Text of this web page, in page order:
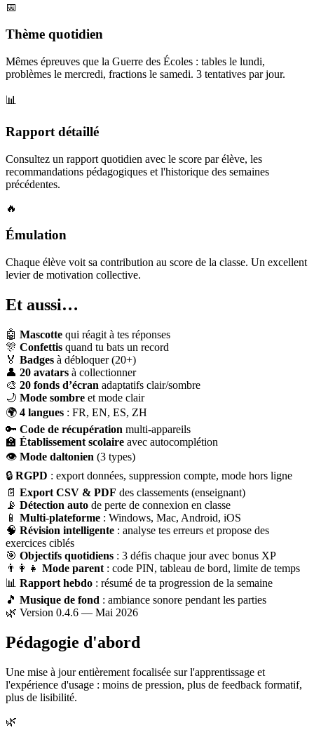
📅
Thème quotidien
Mêmes épreuves que la Guerre des Écoles : tables le lundi,
problèmes le mercredi, fractions le samedi. 3 tentatives par jour.
📊
Rapport détaillé
Consultez un rapport quotidien avec le score par élève, les
recommandations pédagogiques et l'historique des semaines
précédentes.
🔥
Émulation
Chaque élève voit sa contribution au score de la classe. Un excellent
levier de motivation collective.
Et aussi…
🤖 Mascotte qui réagit à tes réponses
🎊 Confettis quand tu bats un record
🏅 Badges à débloquer (20+)
👤 20 avatars à collectionner
🎨 20 fonds d’écran adaptatifs clair/sombre
🌙 Mode sombre et mode clair
🌍 4 langues : FR, EN, ES, ZH
🔑 Code de récupération multi-appareils
🏫 Établissement scolaire avec autocomplétion
👁 Mode daltonien (3 types)
🔒 RGPD : export données, suppression compte, mode hors ligne
📄 Export CSV & PDF des classements (enseignant)
📡 Détection auto de perte de connexion en classe
📱 Multi-plateforme : Windows, Mac, Android, iOS
🧠 Révision intelligente : analyse tes erreurs et propose des
exercices ciblés
🎯 Objectifs quotidiens : 3 défis chaque jour avec bonus XP
👨‍👩‍👧 Mode parent : code PIN, tableau de bord, limite de temps
📊 Rapport hebdo : résumé de ta progression de la semaine
🎵 Musique de fond : ambiance sonore pendant les parties
🌿 Version 0.4.6 — Mai 2026
Pédagogie d'abord
Une mise à jour entièrement focalisée sur l'apprentissage et
l'expérience d'usage : moins de pression, plus de feedback formatif,
plus de lisibilité.
🌿